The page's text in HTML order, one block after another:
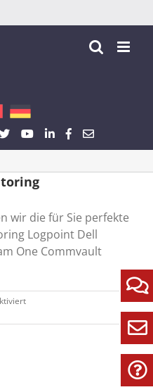
wir die für Sie perfekte
Logpoint Dell
One Commvault
für
Analytics